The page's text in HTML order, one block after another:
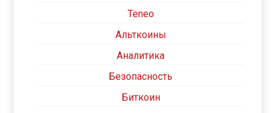
Teneo
Альткоины
Аналитика
Безопасность
Биткоин